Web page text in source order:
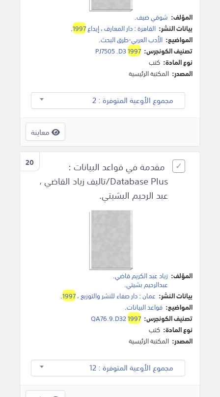
المؤلف: شوقي ضيف.
بيانات النشر: القاهرة:دار المعارف،إيداع1997
.
المواضيع: الأدب العربي-طرق البحث.
تصنيف الكونجرس:
PJ7505 .D31997
نوع المادة: كتب
المصدر: المكتبة الرئيسية
مجموع الأوعية المتوفرة : 2
معاينة
20
مقدمة في قواعد البيانات :
Database Plus/تاليف زياد القاضي ،
عبد الرحيم البشيتي.
المؤلف: زياد عبد الكريم قاضي.
عبدالرحيم بشيتي.
بيانات النشر: عمان:دار صفاء للنشر والتوزيع،1997
.
المواضيع: قواعد البيانات.
تصنيف الكونجرس:
QA76.9.D321997
نوع المادة: كتب
المصدر: المكتبة الرئيسية
مجموع الأوعية المتوفرة : 12